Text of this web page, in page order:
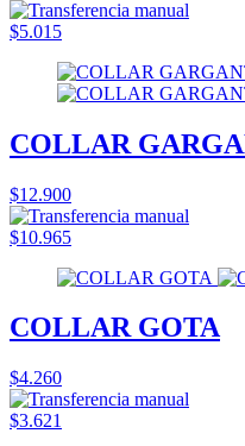
$5.015
COLLAR
$12.900
$10.965
COLLAR GOTA
$4.260
$3.621